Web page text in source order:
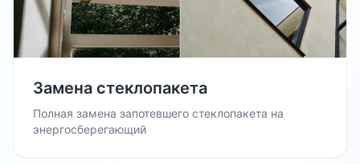
Замена стеклопакета
Полная замена запотевшего стеклопакета на
энергосберегающий